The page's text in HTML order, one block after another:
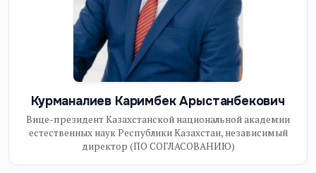
Курманалиев Каримбек Арыстанбекович
Вице-президент Казахстанской национальной академии
естественных наук Республики Казахстан, независимый
директор (ПО СОГЛАСОВАНИЮ)